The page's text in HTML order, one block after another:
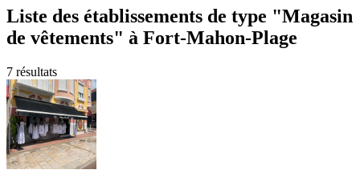
Liste des établissements de type "Magasin
de vêtements" à Fort-Mahon-Plage
7 résultats